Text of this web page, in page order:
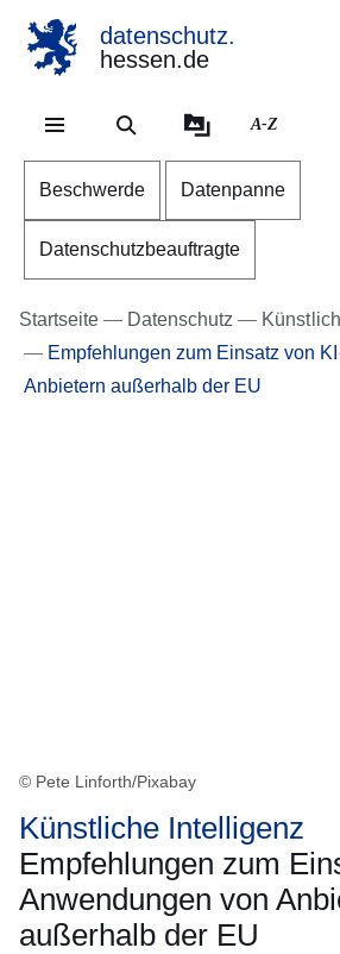
datenschutz.
hessen.de
A-Z
Beschwerde Datenpanne
Datenschutzbeauftragte
Startseite Datenschutz
Empfehlungen zum Einsatz von
Anbietern außerhalb der EU
© Pete Linforth/Pixabay
Künstliche Intelligenz
Empfehlungen zum
Anwendungen von
außerhalb der EU